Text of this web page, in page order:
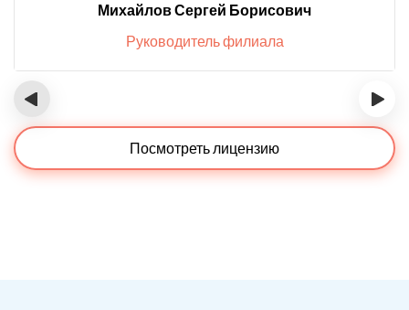
Михайлов Сергей Борисович
Руководитель филиала
‹ ›
Посмотреть лицензию